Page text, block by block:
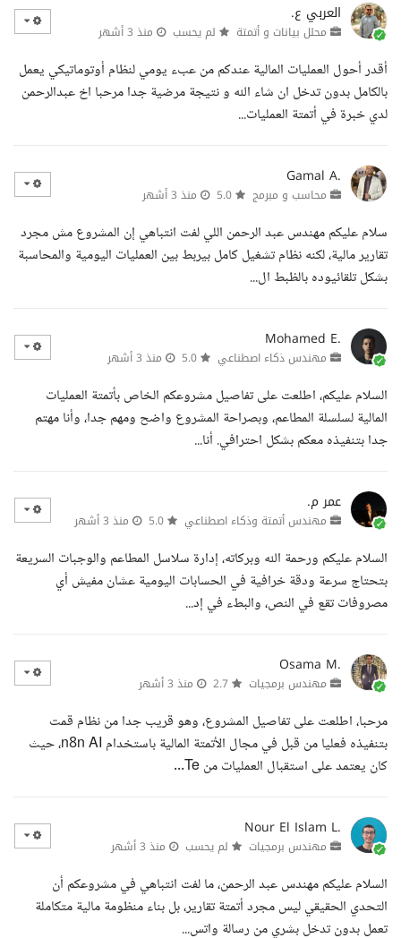
العربي ع.
محلل بيانات و أتمتة لم يحسب منذ 3 أشهر
أقدر أحول العمليات المالية عندكم من عبء يومي لنظام أوتوماتيكي يعمل
بالكامل بدون تدخل ان شاء الله و نتيجة مرضية جدا مرحبا اخ عبدالرحمن
لدي خبرة في أتمتة العمليات...
Gamal A.
محاسب و مبرمج منذ 3 أشهر
سلام عليكم مهندس عبد الرحمن اللي لفت انتباهي إن المشروع مش مجرد
تقارير مالية، لكنه نظام تشغيل كامل بيربط بين العمليات اليومية والمحاسبة
بشكل تلقائيوده بالظبط ال...
Mohamed E.
مهندس ذكاء اصطناعي منذ 3 أشهر
السلام عليكم، اطلعت على تفاصيل مشروعكم الخاص بأتمتة العمليات
المالية لسلسلة المطاعم، وبصراحة المشروع واضح ومهم جدا، وأنا مهتم
جدا بتنفيذه معكم بشكل احترافي. أنا...
عمر م.
مهندس أتمتة وذكاء اصطناعي منذ 3 أشهر
السلام عليكم ورحمة الله وبركاته، إدارة سلاسل المطاعم والوجبات السريعة
بتحتاج سرعة ودقة خرافية في الحسابات اليومية عشان مفيش أي
مصروفات تقع في النص، والبطء في إد...
Osama M.
مهندس برمجيات منذ 3 أشهر
مرحبا، اطلعت على تفاصيل المشروع، وهو قريب جدا من نظام قمت
بتنفيذه فعليا من قبل في مجال الأتمتة المالية باستخدام n8n AI، حيث
كان يعتمد على استقبال العمليات من Te...
Nour El Islam L.
مهندس برمجيات لم يحسب منذ 3 أشهر
السلام عليكم مهندس عبد الرحمن، ما لفت انتباهي في مشروعكم أن
التحدي الحقيقي ليس مجرد أتمتة تقارير، بل بناء منظومة مالية متكاملة
تعمل بدون تدخل بشري من رسالة واتس...